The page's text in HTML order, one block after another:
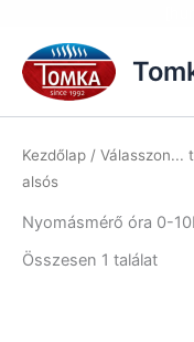
content
Kezdőlap / Válasszon...
alsós
Nyomásmérő óra 0-
Összesen 1 találat